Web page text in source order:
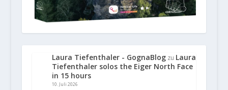
Laura Tiefenthaler - GognaBlogzu Laura
Tiefenthaler solos the Eiger North Face
in 15 hours
10. Juli 2026